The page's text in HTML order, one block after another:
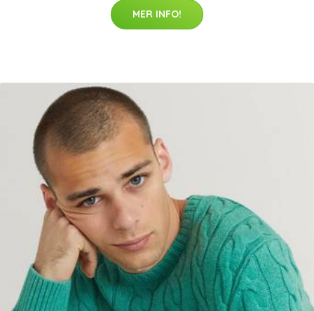
MER INFO!